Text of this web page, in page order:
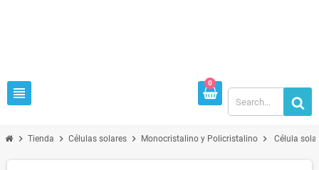
view_headline
0
chevron_right Tienda chevron_right Células solares chevron_right Monocristalino y Policristalino chevron_right Célula